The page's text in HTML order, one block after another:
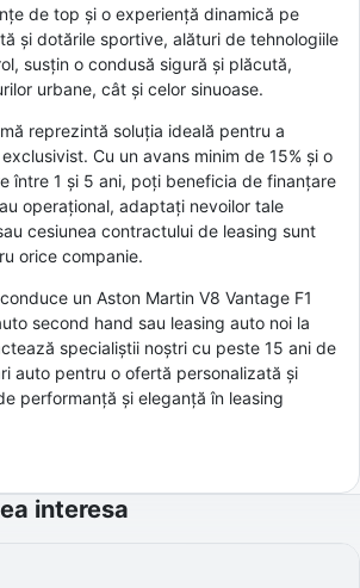
de top și o experiență dinamică pe
și dotările sportive, alături de tehnologiile
susțin o condusă sigură și plăcută,
urbane, cât și celor sinuoase.
reprezintă soluția ideală pentru a
Cu un avans minim de 15% și o
între 1 și 5 ani, poți beneficia de finanțare
operațional, adaptați nevoilor tale
cesiunea contractului de leasing sunt
orice companie.
un Aston Martin V8 Vantage F1
second hand sau leasing auto noi la
specialiștii noștri cu peste 15 ani de
auto pentru o ofertă personalizată și
performanță și eleganță în leasing
interesa